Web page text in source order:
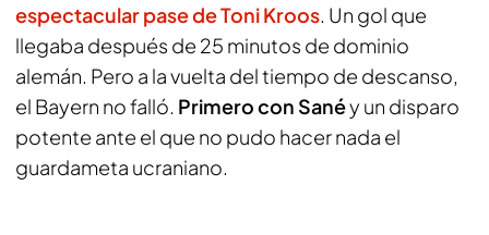
espectacular pase de Toni Kroos. Un gol que
llegaba después de 25 minutos de dominio
alemán. Pero a la vuelta del tiempo de descanso,
el Bayern no falló. Primero con Sanéy un disparo
potente ante el que no pudo hacer nada el
guardameta ucraniano.